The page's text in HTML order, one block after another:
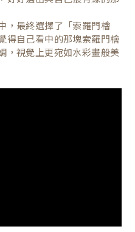
，最終選擇了「索羅門檜
得自己看中的那塊索羅門檜
，視覺上更宛如水彩畫般美